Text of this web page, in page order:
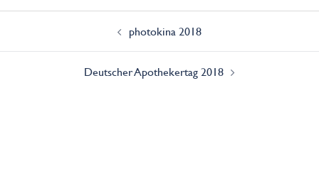
Beitrags-
photokina 2018
Deutscher Apothekertag 2018